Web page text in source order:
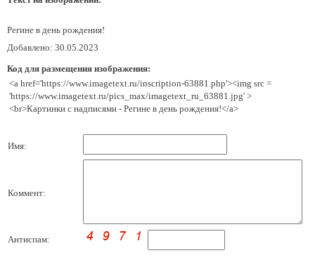
Регине в день рождения!
Добавлено: 30.05.2023
Код для размещения изображения:
<a href='https://www.imagetext.ru/inscription-63881.php'><img src =
'https://www.imagetext.ru/pics_max/imagetext_ru_63881.jpg' >
<br>Картинки с надписями - Регине в день рождения!</a>
Имя:
Коммент:
Антиспам: